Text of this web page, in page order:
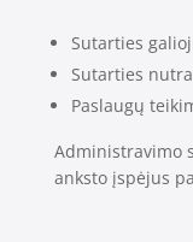
Sutarties
Sutarties
Paslaugų
Administravimo
anksto įspėjus